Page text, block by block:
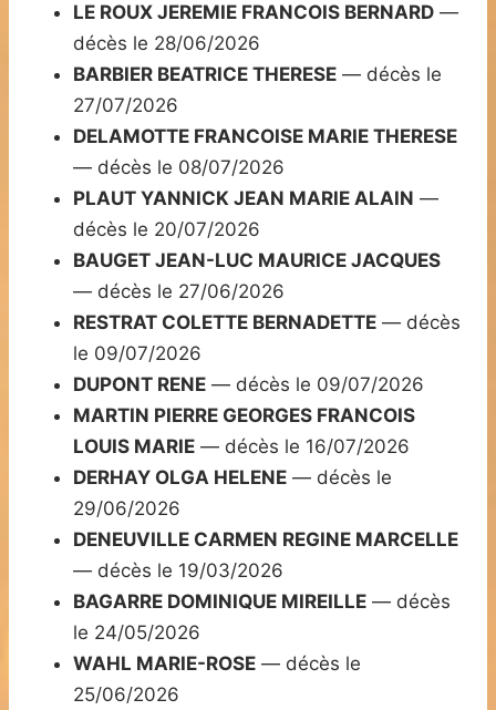
LE ROUX JEREMIE FRANCOIS BERNARD —
décès le 28/06/2026
BARBIER BEATRICE THERESE — décès le
27/07/2026
DELAMOTTE FRANCOISE MARIE THERESE
— décès le 08/07/2026
PLAUT YANNICK JEAN MARIE ALAIN —
décès le 20/07/2026
BAUGET JEAN-LUC MAURICE JACQUES
— décès le 27/06/2026
RESTRAT COLETTE BERNADETTE — décès
le 09/07/2026
DUPONT RENE — décès le 09/07/2026
MARTIN PIERRE GEORGES FRANCOIS
LOUIS MARIE — décès le 16/07/2026
DERHAY OLGA HELENE — décès le
29/06/2026
DENEUVILLE CARMEN REGINE MARCELLE
— décès le 19/03/2026
BAGARRE DOMINIQUE MIREILLE — décès
le 24/05/2026
WAHL MARIE-ROSE — décès le
25/06/2026